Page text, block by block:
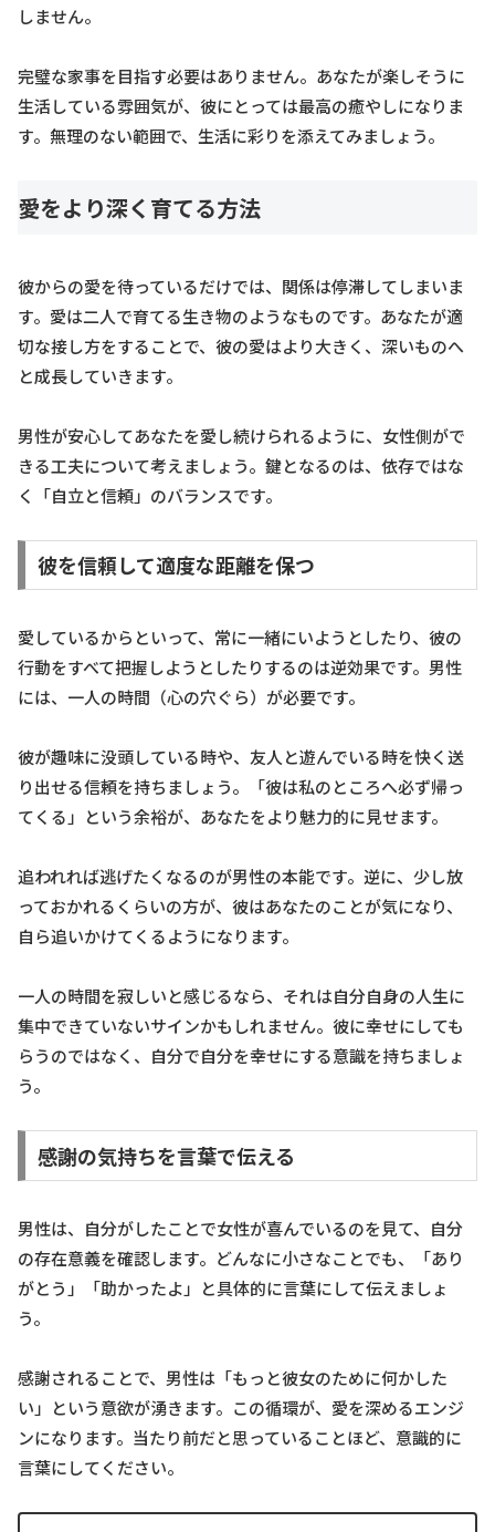
しません。
完璧な家事を目指す必要はありません。あなたが楽しそうに
生活している雰囲気が、彼にとっては最高の癒やしになりま
す。無理のない範囲で、生活に彩りを添えてみましょう。
愛をより深く育てる方法
彼からの愛を待っているだけでは、関係は停滞してしまいま
す。愛は二人で育てる生き物のようなものです。あなたが適
切な接し方をすることで、彼の愛はより大きく、深いものへ
と成長していきます。
男性が安心してあなたを愛し続けられるように、女性側がで
きる工夫について考えましょう。鍵となるのは、依存ではな
く「自立と信頼」のバランスです。
彼を信頼して適度な距離を保つ
愛しているからといって、常に一緒にいようとしたり、彼の
行動をすべて把握しようとしたりするのは逆効果です。男性
には、一人の時間（心の穴ぐら）が必要です。
彼が趣味に没頭している時や、友人と遊んでいる時を快く送
り出せる信頼を持ちましょう。「彼は私のところへ必ず帰っ
てくる」という余裕が、あなたをより魅力的に見せます。
追われれば逃げたくなるのが男性の本能です。逆に、少し放
っておかれるくらいの方が、彼はあなたのことが気になり、
自ら追いかけてくるようになります。
一人の時間を寂しいと感じるなら、それは自分自身の人生に
集中できていないサインかもしれません。彼に幸せにしても
らうのではなく、自分で自分を幸せにする意識を持ちましょ
う。
感謝の気持ちを言葉で伝える
男性は、自分がしたことで女性が喜んでいるのを見て、自分
の存在意義を確認します。どんなに小さなことでも、「あり
がとう」「助かったよ」と具体的に言葉にして伝えましょ
う。
感謝されることで、男性は「もっと彼女のために何かした
い」という意欲が湧きます。この循環が、愛を深めるエンジ
ンになります。当たり前だと思っていることほど、意識的に
言葉にしてください。